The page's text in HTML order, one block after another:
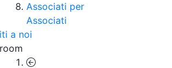
Associati per
Associati
a noi